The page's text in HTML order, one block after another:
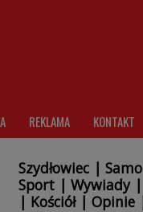
REKLAMA KONTAKT
Szydłowiec|
Sport| Wywiady|
| Kościół| Opinie